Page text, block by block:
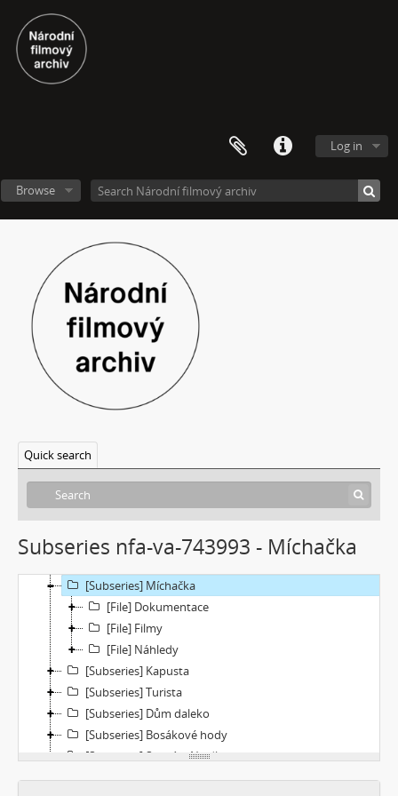
Log in
Browse
Quick search
Subseries nfa-va-743993 - Míchačka
[Subseries] Erosynta I
[Subseries] Tihle – Sociální situace: pět svázaných mužů
[Subseries] Viděno vzduchem
[Subseries] Krása
[Subseries] 6 snů z hrnečku
[Subseries] Pohybovadlo
[Subseries] Náš očistec
[Subseries] Burger und Ther
[Subseries] MHD – Bus
[Subseries] Cesta
[Subseries] Der kleine Blonde und sein roter Koffer
[Subseries] Miss Krimi
[Subseries] Vteřina za vteřinou
[Subseries] Obrázky
[Subseries] Grátis punč
[Subseries] Jízda
[Subseries] Naše okrasné zahrádky – Unsere Gärten
[Subseries] Našla v lese
[Subseries] Karamel je cukr, co už se neuzdraví
[Subseries] Míchačka
[File] Dokumentace
[File] Filmy
[File] Náhledy
[Subseries] Kapusta
[Subseries] Turista
[Subseries] Dům daleko
[Subseries] Bosákové hody
[Subseries] Suchá u Nejdku
[Subseries] Wilsonova svatba